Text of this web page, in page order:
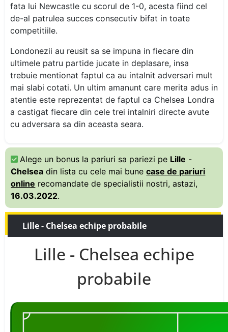
fata lui Newcastle cu scorul de 1-0, acesta fiind cel
de-al patrulea succes consecutiv bifat in toate
competitiile.
Londonezii au reusit sa se impuna in fiecare din
ultimele patru partide jucate in deplasare, insa
trebuie mentionat faptul ca au intalnit adversari mult
mai slabi cotati. Un ultim amanunt care merita adus in
atentie este reprezentat de faptul ca Chelsea Londra
a castigat fiecare din cele trei intalniri directe avute
cu adversara sa din aceasta seara.
Alege un bonus la pariuri sa pariezi pe Lille -
Chelsea din lista cu cele mai bunecase de pariuri
online recomandate de specialistii nostri, astazi,
16.03.2022.
Lille - Chelsea echipe probabile
Lille - Chelsea echipe
probabile